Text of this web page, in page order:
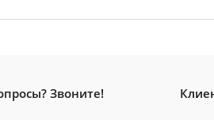
Звоните!